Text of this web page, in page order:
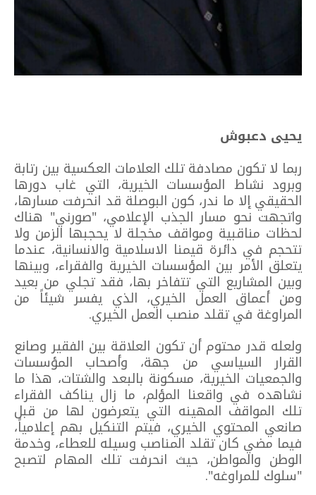
يحيى دعبوش
ربما لا تكون مصادفة تلك العلامات العكسية بين رتابة
وبرود نشاط المؤسسات الخيرية، التي غاب دورها
الحقيقي إلا ما ندر، كون البوصلة قد انحرفت مسارها،
واتجهت نحو مسار الجذب الإعلامي، "صورني" هناك
لحظات مناقبية ومواقف مخجلة لا يحجبها الزمن ولا
تتحجم في دائرة قيمنا الاسلامية والانسانية، عندما
يتعلق الأمر بين المؤسسات الخيرية والفقراء، وبينها
وبين المشاريع التي تتفاخر بها، فقد تجلي من بعيد
ومن أعماق العمل الخيري، الذي يفسر شيئاً من
المراوغة في تقلد منصب العمل الخيري.
ولعله قدر محتوم أن تكون العلاقة بين الفقير وصانع
القرار السياسي من جهة، وأصحاب المؤسسات
والجمعيات الخيرية، مسكونة بالبعد والشتات، هذا ما
نشاهده في واقعنا المؤلم، ما زال يناكف الفقراء
تلك المواقف المهينه التي يتعرضون لها من قبل
صانعي المحتوي الخيري، فيتم التنكيل بهم إعلامياً،
فيما مضي كان تقلد المناصب وسيله للعطاء، وخدمة
الوطن والمواطن، حيث انحرفت تلك المهام لتصبح
"سلوك للمراوغه".